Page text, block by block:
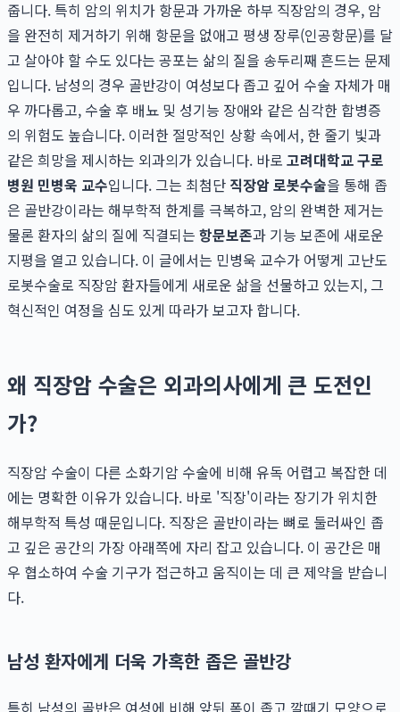
줍니다. 특히 암의 위치가 항문과 가까운 하부 직장암의 경우, 암
을 완전히 제거하기 위해 항문을 없애고 평생 장루(인공항문)를 달
고 살아야 할 수도 있다는 공포는 삶의 질을 송두리째 흔드는 문제
입니다. 남성의 경우 골반강이 여성보다 좁고 깊어 수술 자체가 매
우 까다롭고, 수술 후 배뇨 및 성기능 장애와 같은 심각한 합병증
의 위험도 높습니다. 이러한 절망적인 상황 속에서, 한 줄기 빛과
같은 희망을 제시하는 외과의가 있습니다. 바로 고려대학교 구로
병원 민병욱 교수입니다. 그는 최첨단 직장암 로봇수술을 통해 좁
은 골반강이라는 해부학적 한계를 극복하고, 암의 완벽한 제거는
물론 환자의 삶의 질에 직결되는 항문보존과 기능 보존에 새로운
지평을 열고 있습니다. 이 글에서는 민병욱 교수가 어떻게 고난도
로봇수술로 직장암 환자들에게 새로운 삶을 선물하고 있는지, 그
혁신적인 여정을 심도 있게 따라가 보고자 합니다.
왜 직장암 수술은 외과의사에게 큰 도전인
가?
직장암 수술이 다른 소화기암 수술에 비해 유독 어렵고 복잡한 데
에는 명확한 이유가 있습니다. 바로 '직장'이라는 장기가 위치한
해부학적 특성 때문입니다. 직장은 골반이라는 뼈로 둘러싸인 좁
고 깊은 공간의 가장 아래쪽에 자리 잡고 있습니다. 이 공간은 매
우 협소하여 수술 기구가 접근하고 움직이는 데 큰 제약을 받습니
다.
남성 환자에게 더욱 가혹한 좁은 골반강
특히 남성의 골반은 여성에 비해 앞뒤 폭이 좁고 깔때기 모양으로